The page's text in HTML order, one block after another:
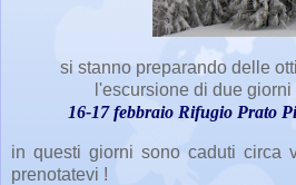
si stanno preparando delle
l'escursione di due giorni
16-17 febbraio Rifugio Prato
in questi giorni sono caduti circa
prenotatevi !